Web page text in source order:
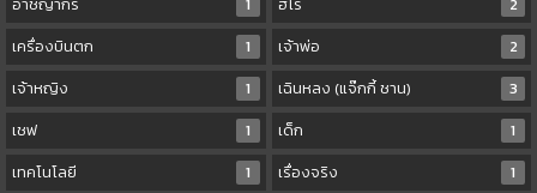
เครื่องบินตก
1 เจ้าพ่อ
2
เจ้าหญิง
1 เฉินหลง (แจ๊กกี้ ชาน)
3
เชฟ
1 เด็ก
1
เทคโนโลยี
1 เรื่องจริง
1